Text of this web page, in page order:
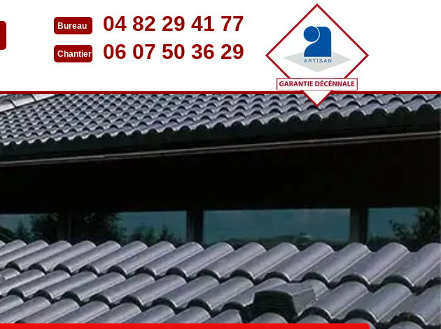
Bureau 04 82 29 41 77
Chantier 06 07 50 36 29